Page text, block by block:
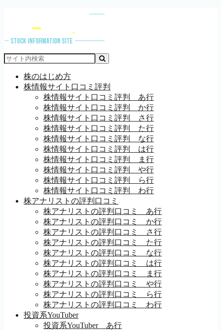
株のはじめ方
株情報サイト口コミ評判
株情報サイト口コミ評判 あ行
株情報サイト口コミ評判 か行
株情報サイト口コミ評判 さ行
株情報サイト口コミ評判 た行
株情報サイト口コミ評判 な行
株情報サイト口コミ評判 は行
株情報サイト口コミ評判 ま行
株情報サイト口コミ評判 や行
株情報サイト口コミ評判 ら行
株情報サイト口コミ評判 わ行
株アナリストの評判口コミ
株アナリストの評判口コミ あ行
株アナリストの評判口コミ か行
株アナリストの評判口コミ さ行
株アナリストの評判口コミ た行
株アナリストの評判口コミ な行
株アナリストの評判口コミ は行
株アナリストの評判口コミ ま行
株アナリストの評判口コミ や行
株アナリストの評判口コミ ら行
株アナリストの評判口コミ わ行
投資系YouTuber
投資系YouTuber あ行